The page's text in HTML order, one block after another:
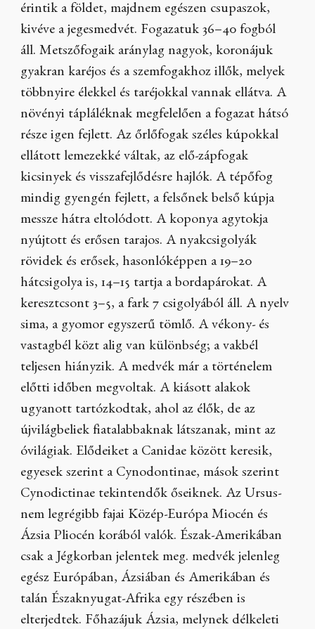
érintik a földet, majdnem egészen csupaszok,
kivéve a jegesmedvét. Fogazatuk 36–40 fogból
áll. Metszőfogaik aránylag nagyok, koronájuk
gyakran karéjos és a szemfogakhoz illők, melyek
többnyire élekkel és taréjokkal vannak ellátva. A
növényi tápláléknak megfelelően a fogazat hátsó
része igen fejlett. Az őrlőfogak széles kúpokkal
ellátott lemezekké váltak, az elő-zápfogak
kicsinyek és visszafejlődésre hajlók. A tépőfog
mindig gyengén fejlett, a felsőnek belső kúpja
messze hátra eltolódott. A koponya agytokja
nyújtott és erősen tarajos. A nyakcsigolyák
rövidek és erősek, hasonlóképpen a 19–20
hátcsigolya is, 14–15 tartja a bordapárokat. A
keresztcsont 3–5, a fark 7 csigolyából áll. A nyelv
sima, a gyomor egyszerű tömlő. A vékony- és
vastagbél közt alig van különbség; a vakbél
teljesen hiányzik. A medvék már a történelem
előtti időben megvoltak. A kiásott alakok
ugyanott tartózkodtak, ahol az élők, de az
újvilágbeliek fiatalabbaknak látszanak, mint az
óvilágiak. Elődeiket a Canidae között keresik,
egyesek szerint a Cynodontinae, mások szerint
Cynodictinae tekintendők őseiknek. Az Ursus-
nem legrégibb fajai Közép-Európa Miocén és
Ázsia Pliocén korából valók. Észak-Amerikában
csak a Jégkorban jelentek meg. medvék jelenleg
egész Európában, Ázsiában és Amerikában és
talán Északnyugat-Afrika egy részében is
elterjedtek. Főhazájuk Ázsia, melynek délkeleti